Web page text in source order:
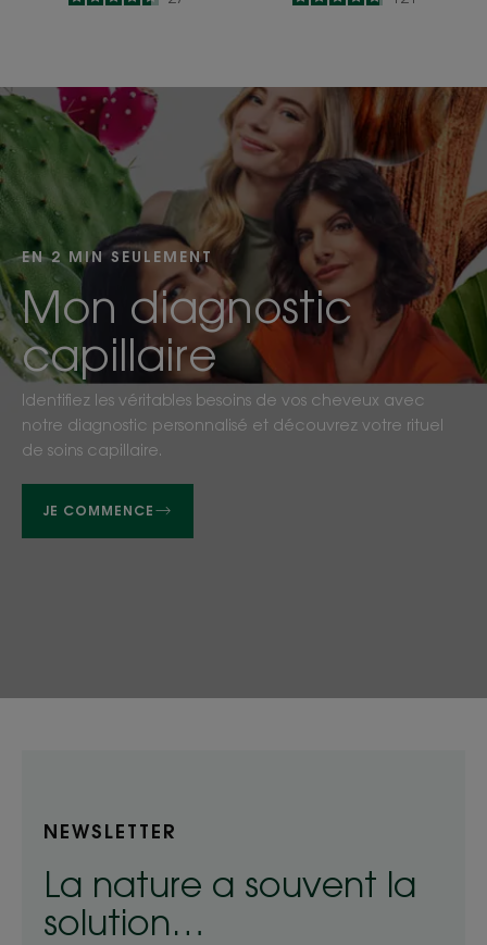
Je
commence
EN 2 MIN SEULEMENT
Mon diagnostic
capillaire
Identifiez les véritables besoins de vos cheveux avec
notre diagnostic personnalisé et découvrez votre rituel
de soins capillaire.
JE COMMENCE
NEWSLETTER
La nature a souvent la
solution…